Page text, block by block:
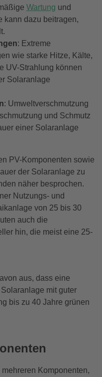
Wartung und
kann dazu beitragen,
: Extreme
wie starke Hitze, Kälte,
UV-Strahlung können
Solaranlage
: Umweltverschmutzung
und Schmutz
einer Solaranlage
PV-Komponenten sowie
der Solaranlage zu
näher besprochen.
Nutzungs- und
von 25 bis 30
auch die
hin, die meist eine 25-
aus, dass eine
mit guter
bis zu 40 Jahre grünen
Komponenten,